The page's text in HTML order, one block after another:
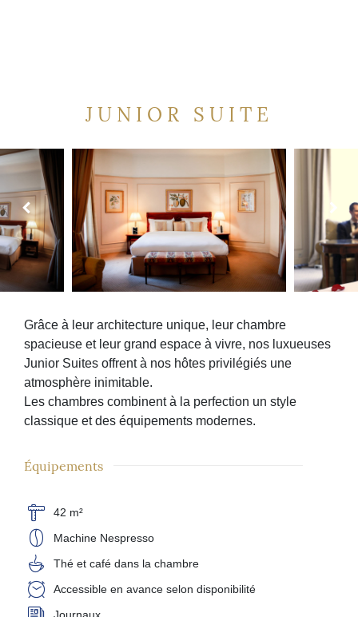
JUNIOR SUITE
Grâce à leur architecture unique, leur chambre
spacieuse et leur grand espace à vivre, nos luxueuses
Junior Suites offrent à nos hôtes privilégiés une
atmosphère inimitable.
Les chambres combinent à la perfection un style
classique et des équipements modernes.
Équipements
42 m²
Machine Nespresso
Thé et café dans la chambre
Accessible en avance selon disponibilité
Journaux